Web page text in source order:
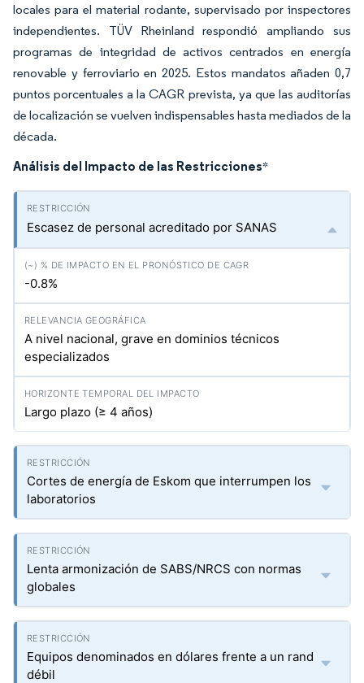
locales para el material rodante, supervisado por inspectores
independientes. TÜV Rheinland respondió ampliando sus
programas de integridad de activos centrados en energía
renovable y ferroviario en 2025. Estos mandatos añaden 0,7
puntos porcentuales a la CAGR prevista, ya que las auditorías
de localización se vuelven indispensables hasta mediados de la
década.
Análisis del Impacto de las Restricciones*
Escasez de personal acreditado por SANAS
-0.8%
A nivel nacional, grave en dominios técnicos
especializados
Largo plazo (≥ 4 años)
Cortes de energía de Eskom que interrumpen los
laboratorios
Lenta armonización de SABS/NRCS con normas
globales
Equipos denominados en dólares frente a un rand
débil